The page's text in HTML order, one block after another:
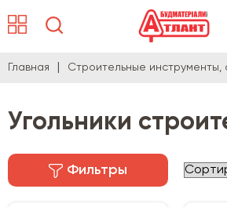
Главная Строительные инструменты,
Угольники
Фильтры